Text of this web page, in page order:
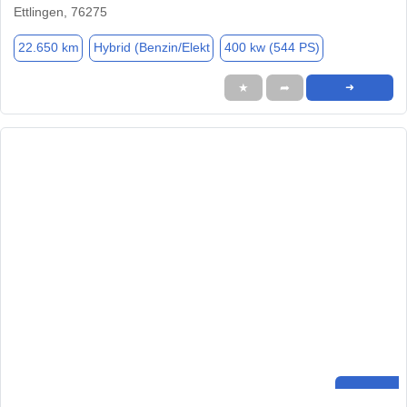
Ettlingen, 76275
22.650 km Hybrid (Benzin/Elekt 400 kw (544 PS)
★ ➦ ➜